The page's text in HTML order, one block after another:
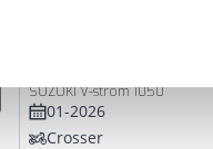
uw toestemming
SUZUKI V-strom 1050
01-2026
Crosser